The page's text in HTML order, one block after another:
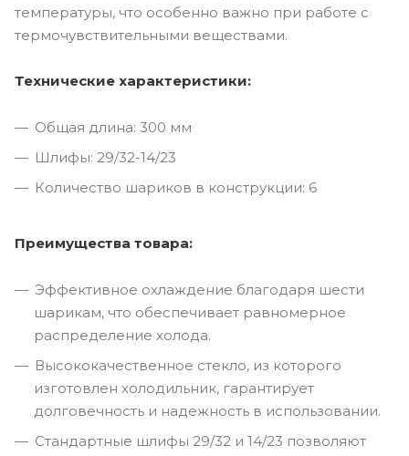
температуры, что особенно важно при работе с
термочувствительными веществами.
Технические характеристики:
Общая длина: 300 мм
Шлифы: 29/32-14/23
Количество шариков в конструкции: 6
Преимущества товара:
Эффективное охлаждение благодаря шести
шарикам, что обеспечивает равномерное
распределение холода.
Высококачественное стекло, из которого
изготовлен холодильник, гарантирует
долговечность и надежность в использовании.
Стандартные шлифы 29/32 и 14/23 позволяют